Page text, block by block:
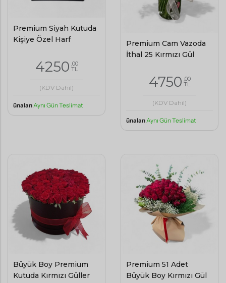
Premium Siyah Kutuda
Kişiye Özel Harf
4250 ,00
TL
(KDV Dahil)
ünalan Aynı Gün Teslimat
Premium Cam Vazoda
İthal 25 Kırmızı Gül
4750 ,00
TL
(KDV Dahil)
ünalanAynı Gün Teslimat
Büyük Boy Premium
Kutuda Kırmızı Güller
Premium 51 Adet
Büyük Boy Kırmızı Gül